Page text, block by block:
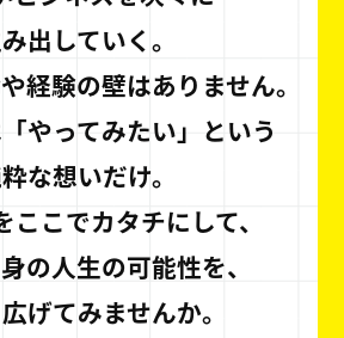
出していく。
経験の壁はありません。
やってみたい」という
な想いだけ。
ここでカタチにして、
の人生の可能性を、
げてみませんか。